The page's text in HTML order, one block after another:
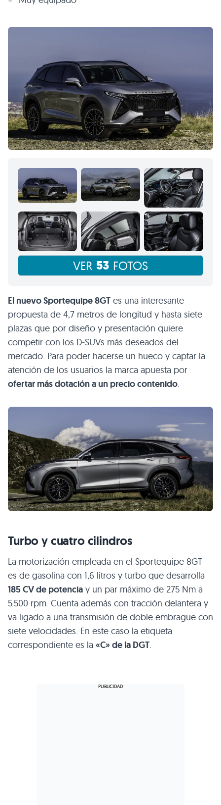
VER 53 FOTOS
El nuevo Sportequipe 8GT es una interesante
propuesta de 4,7 metros de longitud y hasta siete
plazas que por diseño y presentación quiere
competir con los D-SUVs más deseados del
mercado. Para poder hacerse un hueco y captar la
atención de los usuarios la marca apuesta por
ofertar más dotación a un precio contenido.
Turbo y cuatro cilindros
La motorización empleada en el Sportequipe 8GT
es de gasolina con 1,6 litros y turbo que desarrolla
185 CV de potencia y un par máximo de 275 Nm a
5.500 rpm. Cuenta además con tracción delantera y
va ligado a una transmisión de doble embrague con
siete velocidades. En este caso la etiqueta
correspondiente es la «C» de la DGT.